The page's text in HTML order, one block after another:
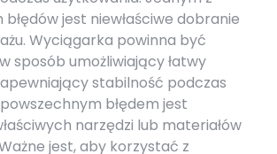
jest niewłaściwe dobranie
Wyciągarka powinna być
sposób umożliwiający łatwy
stabilność podczas
błędem jest
narzędzi lub materiałów
jest, aby korzystać z